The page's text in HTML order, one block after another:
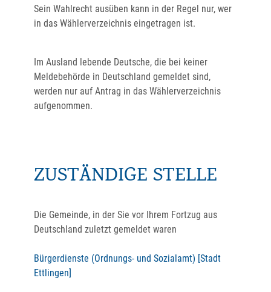
Sein Wahlrecht ausüben kann in der Regel nur, wer
in das Wählerverzeichnis eingetragen ist.
Im Ausland lebende Deutsche, die bei keiner
Meldebehörde in Deutschland gemeldet sind,
werden nur auf Antrag in das Wählerverzeichnis
aufgenommen.
ZUSTÄNDIGE STELLE
Die Gemeinde, in der Sie vor Ihrem Fortzug aus
Deutschland zuletzt gemeldet waren
Bürgerdienste (Ordnungs- und Sozialamt) [Stadt
Ettlingen]